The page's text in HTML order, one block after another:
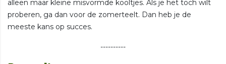
alleen maar kleine misvormde kooltjes. Als je het toch wilt
proberen, ga dan voor de zomerteelt. Dan heb je de
meeste kans op succes.
----------